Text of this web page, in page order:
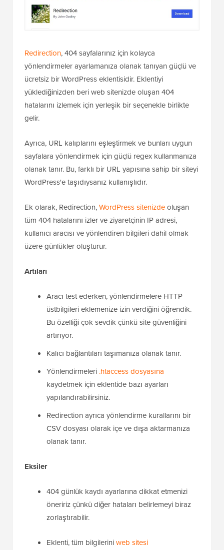
Redirection, 404 sayfalarınız için kolayca
yönlendirmeler ayarlamanıza olanak tanıyan güçlü ve
ücretsiz bir WordPress eklentisidir. Eklentiyi
yüklediğinizden beri web sitenizde oluşan 404
hatalarını izlemek için yerleşik bir seçenekle birlikte
gelir.
Ayrıca, URL kalıplarını eşleştirmek ve bunları uygun
sayfalara yönlendirmek için güçlü regex kullanmanıza
olanak tanır. Bu, farklı bir URL yapısına sahip bir siteyi
WordPress'e taşıdıysanız kullanışlıdır.
Ek olarak, Redirection,WordPress sitenizdeoluşan
tüm 404 hatalarını izler ve ziyaretçinin IP adresi,
kullanıcı aracısı ve yönlendiren bilgileri dahil olmak
üzere günlükler oluşturur.
Artıları
Aracı test ederken, yönlendirmelere HTTP
üstbilgileri eklemenize izin verdiğini öğrendik.
Bu özelliği çok sevdik çünkü site güvenliğini
artırıyor.
Kalıcı bağlantıları taşımanıza olanak tanır.
Yönlendirmeleri .htaccess dosyasına
kaydetmek için eklentide bazı ayarları
yapılandırabilirsiniz.
Redirection ayrıca yönlendirme kurallarını bir
CSV dosyası olarak içe ve dışa aktarmanıza
olanak tanır.
Eksiler
404 günlük kaydı ayarlarına dikkat etmenizi
öneririz çünkü diğer hataları belirlemeyi biraz
zorlaştırabilir.
Eklenti, tüm bilgileriniweb sitesi